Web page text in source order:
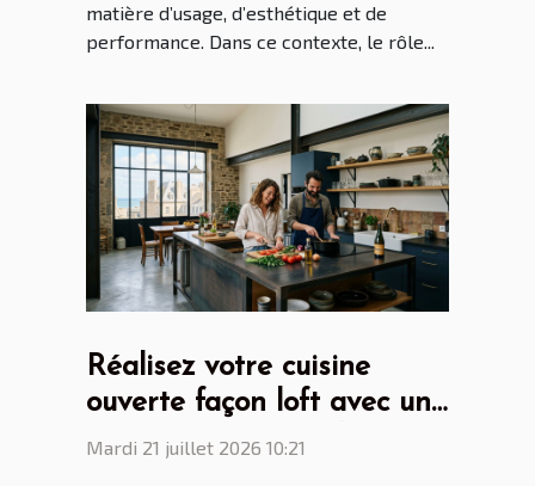
matière d’usage, d’esthétique et de
performance. Dans ce contexte, le rôle...
Réalisez votre cuisine
ouverte façon loft avec un
cuisiniste Saint Malo
Mardi 21 juillet 2026 10:21